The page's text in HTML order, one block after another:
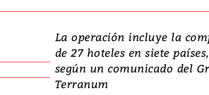
La operación incluye la
de 27 hoteles en siete países,
según un comunicado del
Terranum
Video, Japón:
deja heridos y graves
daños en Kumamoto